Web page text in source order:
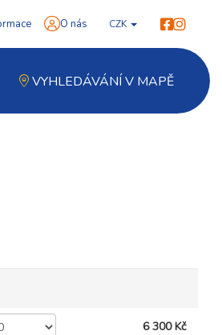
O nás CZK
VYHLEDÁVÁNÍ V MAPĚ
6 300 Kč